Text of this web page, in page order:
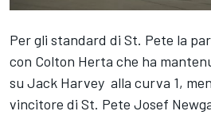
Per gli standard di St. Pete la
con Colton Herta che ha
su Jack Harvey alla curva 1,
vincitore di St. Pete Josef